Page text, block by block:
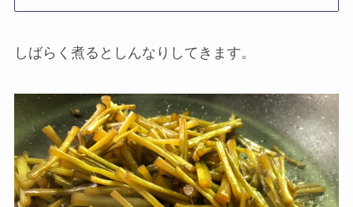
しばらく煮るとしんなりしてきます。